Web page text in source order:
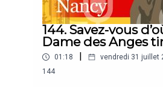
144. Savez-vous
Dame des Anges
01:18 | vendredi 31 juillet
144